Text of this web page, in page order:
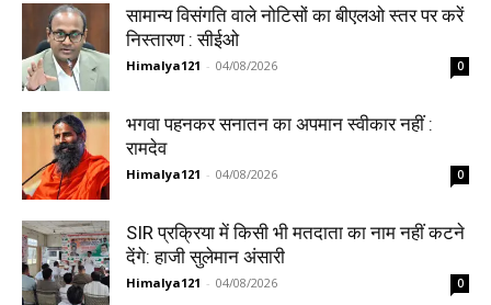
सामान्य विसंगति वाले नोटिसों का बीएलओ स्तर पर करें
निस्तारण : सीईओ
Himalya121 - 04/08/2026 0
भगवा पहनकर सनातन का अपमान स्वीकार नहीं :
रामदेव
Himalya121 - 04/08/2026 0
SIR प्रक्रिया में किसी भी मतदाता का नाम नहीं कटने
देंगे: हाजी सुलेमान अंसारी
Himalya121 - 04/08/2026 0